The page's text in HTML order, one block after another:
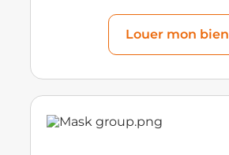
Louer mon bien